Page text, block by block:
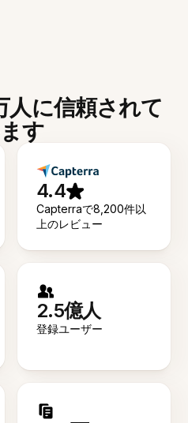
人に信頼されて
す
4.4
Capterraで8,200件以
上のレビュー
2.5億人
登録ユーザー